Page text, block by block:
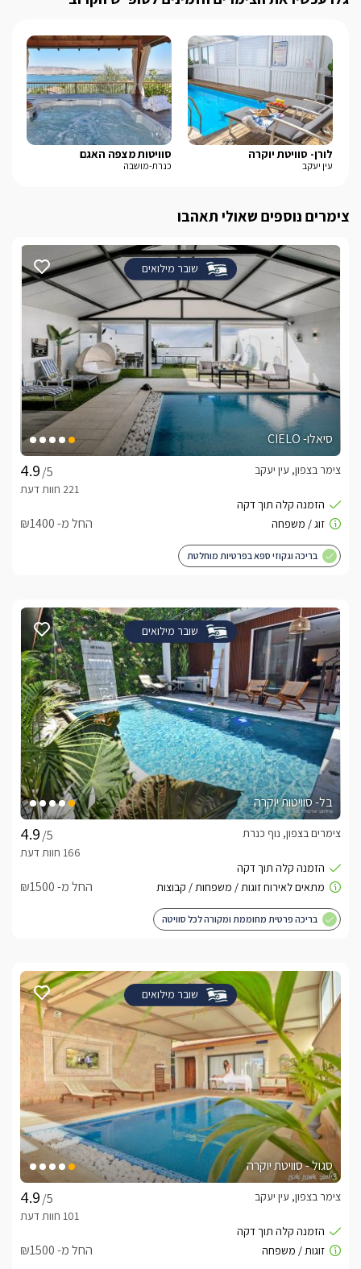
לורן- סוויטת יוקרה
עין יעקב
סוויטות מצפה האגם
כנרת-מושבה
צימרים נוספים שאולי תאהבו
שובר מילואים
סיאלו- CIELO
/5
צימר בצפון, עין יעקב
החל מ- ₪1400
בריכה וגקוזי ספא בפרטיות מוחלטת
שובר מילואים
בל- סוויטות יוקרה
/5
צימרים בצפון, נוף כנרת
החל מ- ₪1500
בריכה פרטית מחוממת ומקורה לכל סוויטה
שובר מילואים
סגול - סוויטת יוקרה
/5
צימר בצפון, עין יעקב
החל מ- ₪1500